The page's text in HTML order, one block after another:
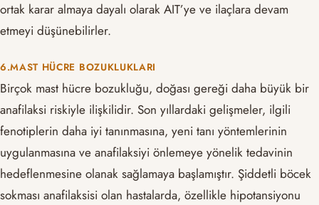
ortak karar almaya dayalı olarak AIT’ye ve ilaçlara devam
etmeyi düşünebilirler.
6.MAST HÜCRE BOZUKLUKLARI
Birçok mast hücre bozukluğu, doğası gereği daha büyük bir
anafilaksi riskiyle ilişkilidir. Son yıllardaki gelişmeler, ilgili
fenotiplerin daha iyi tanınmasına, yeni tanı yöntemlerinin
uygulanmasına ve anafilaksiyi önlemeye yönelik tedavinin
hedeflenmesine olanak sağlamaya başlamıştır. Şiddetli böcek
sokması anafilaksisi olan hastalarda, özellikle hipotansiyonu